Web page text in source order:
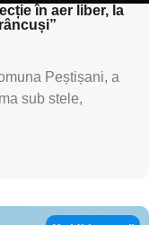
în aer liber, la
Peștișani, a
sub stele,